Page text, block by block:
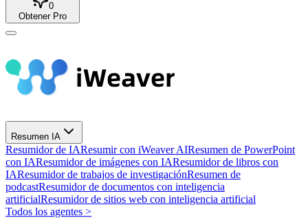
0
Obtener Pro
Resumen IA
Resumidor de IAResumir con iWeaver AIResumen de PowerPoint
con IAResumidor de imágenes con IAResumidor de libros con
IAResumidor de trabajos de investigaciónResumen de
podcastResumidor de documentos con inteligencia
artificialResumidor de sitios web con inteligencia artificial
Todos los agentes >